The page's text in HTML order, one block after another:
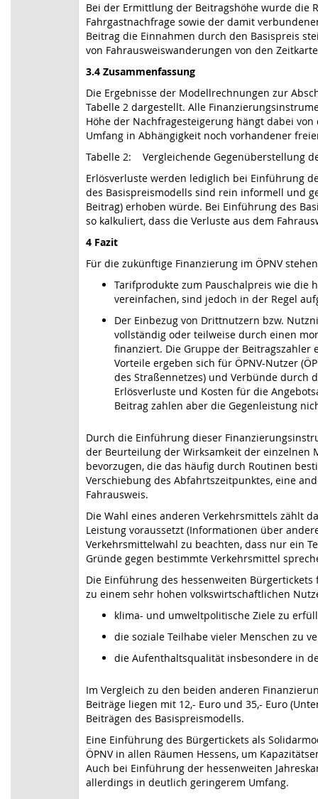
Bei der Ermittlung der Beitragshöhe wurde die
Fahrgastnachfrage sowie der damit
Beitrag die Einnahmen durch den Basispreis
von Fahrausweiswanderungen von den
3.4 Zusammenfassung
Die Ergebnisse der Modellrechnungen zur
Tabelle 2 dargestellt. Alle
Höhe der Nachfragesteigerung hängt dabei
Umfang in Abhängigkeit noch vorhandener
Tabelle 2: Vergleichende Gegenüberstellung
Erlösverluste werden lediglich bei Einführung
des Basispreismodells sind rein informell und
Beitrag) erhoben würde. Bei Einführung des
so kalkuliert, dass die Verluste aus dem
4 Fazit
Für die zukünftige Finanzierung im ÖPNV
Tarifprodukte zum Pauschalpreis wie die
vereinfachen, sind jedoch in der Regel
Der Einbezug von Drittnutzern bzw.
vollständig oder teilweise durch einen
finanziert. Die Gruppe der Beitragszahler
Vorteile ergeben sich für ÖPNV-Nutzer
des Straßennetzes) und Verbünde durch
Erlösverluste und Kosten für die
Beitrag zahlen aber die Gegenleistung
Durch die Einführung dieser
der Beurteilung der Wirksamkeit der einzelnen
bevorzugen, die das häufig durch Routinen
Verschiebung des Abfahrtszeitpunktes, eine
Fahrausweis.
Die Wahl eines anderen Verkehrsmittels zählt
Leistung voraussetzt (Informationen über
Verkehrsmittelwahl zu beachten, dass nur ein
Gründe gegen bestimmte Verkehrsmittel
Die Einführung des hessenweiten
zu einem sehr hohen volkswirtschaftlichen
klima- und umweltpolitische Ziele zu
die soziale Teilhabe vieler Menschen zu
die Aufenthaltsqualität insbesondere in
Im Vergleich zu den beiden anderen
Beiträge liegen mit 12,- Euro und 35,- Euro
Beiträgen des Basispreismodells.
Eine Einführung des Bürgertickets als
ÖPNV in allen Räumen Hessens, um
Auch bei Einführung der hessenweiten
allerdings in deutlich geringerem Umfang.